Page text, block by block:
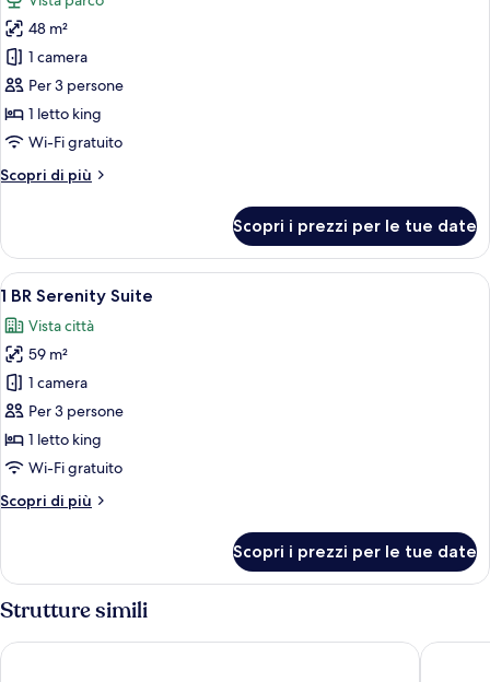
le
foto
per
Panorama
Club
Park
48 m²
1 camera
Per 3 persone
1 letto king
Wi-Fi gratuito
Scopri di più
Altri
Club
Park
View
Scopri i prezzi per le tue date
Apri
tutte
le
foto
per
1
BR
Serenity
Una camera d'albergo con un letto
5
1 BR Serenity Suite
Vista città
59 m²
1 camera
Per 3 persone
1 letto king
Wi-Fi gratuito
Scopri di più
Altri
BR
Suite
Scopri i prezzi per le tue date
Strutture simili
lebua at State Tower